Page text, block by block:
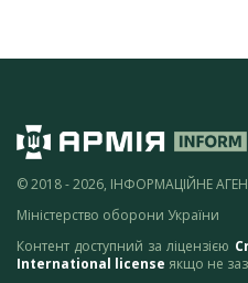
© 2018 - 2026, ІНФОРМАЦІЙНЕ
Міністерство оборони України
Контент доступний за ліцензією
International license якщо не